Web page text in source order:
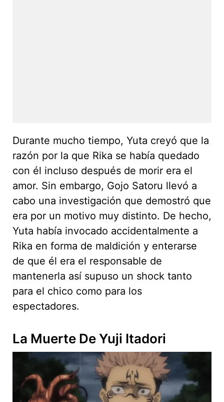
Durante mucho tiempo, Yuta creyó que la
razón por la que Rika se había quedado
con él incluso después de morir era el
amor. Sin embargo, Gojo Satoru llevó a
cabo una investigación que demostró que
era por un motivo muy distinto. De hecho,
Yuta había invocado accidentalmente a
Rika en forma de maldición y enterarse
de que él era el responsable de
mantenerla así supuso un shock tanto
para el chico como para los
espectadores.
La Muerte De Yuji Itadori